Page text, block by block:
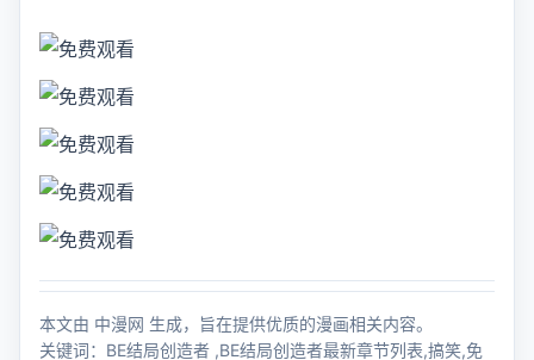
本文由 中漫网 生成，旨在提供优质的漫画相关内容。
关键词：BE结局创造者 ,BE结局创造者最新章节列表,搞笑,免